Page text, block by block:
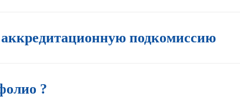
подкомиссию
?